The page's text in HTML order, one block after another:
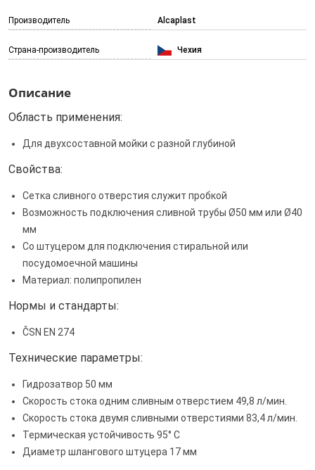
Производитель Alcaplast
Страна-производитель Чехия
Описание
Область применения:
Для двухсоставной мойки с разной глубиной
Свойства:
Сетка сливного отверстия служит пробкой
Возможность подключения сливной трубы Ø50 мм или Ø40
мм
Со штуцером для подключения стиральной или
посудомоечной машины
Материал: полипропилен
Нормы и стандарты:
ČSN EN 274
Технические параметры:
Гидрозатвор 50 мм
Скорость стока одним сливным отверстием 49,8 л/мин.
Скорость стока двумя сливными отверстиями 83,4 л/мин.
Термическая устойчивость 95° С
Диаметр шлангового штуцера 17 мм